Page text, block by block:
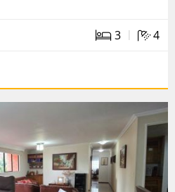
3 | 4